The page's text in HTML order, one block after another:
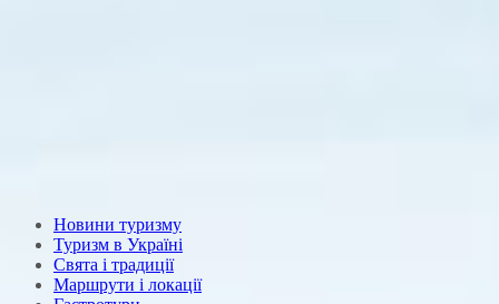
Новини туризму
Туризм в Україні
Свята і традиції
Маршрути і локації